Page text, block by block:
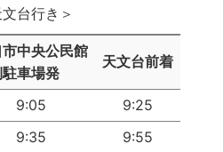
文台行き＞
中央公民館
車場発
天文台前着
9:05
9:25
9:35
9:55